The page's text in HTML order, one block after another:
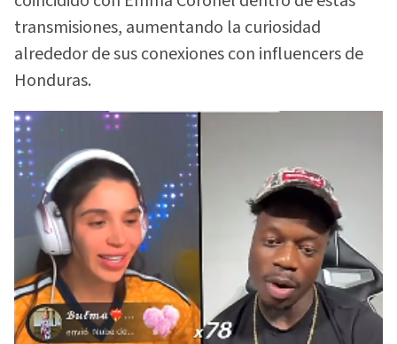
transmisiones, aumentando la curiosidad
alrededor de sus conexiones con influencers de
Honduras.